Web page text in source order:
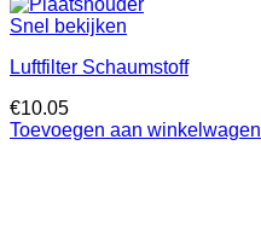
Snel bekijken
Luftfilter Schaumstoff
€10.05
Toevoegen aan winkelwagen